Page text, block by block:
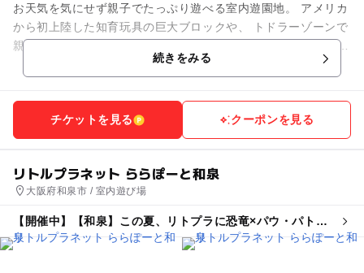
お天気を気にせず親子でたっぷり遊べる室内遊園地。 アメリカ
から初上陸した知育玩具の巨大ブロックや、 トドラーゾーンで
親子でふれあい“あそび回っちゃおう！” ＜コーナー紹介＞ ・
続きをみる
チケットを見る クーポンを見る
リトルプラネット ららぽーと和泉
大阪府和泉市 / 室内遊び場
【開催中】【和泉】この夏、リトプラに恐竜×パウ・パトロ
ールがやってくる!